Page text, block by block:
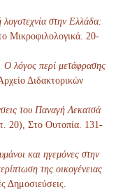
στην Ελλάδα:
Μικροφιλολογικά. 20-
Ο λόγος περί μετάφρασης
Διδακτορικών
του Παναγή Λεκατσά
20), Στο Ουτοπία. 131-
και ηγεμόνες στην
της οικογένειας
Δημοσιεύσεις.